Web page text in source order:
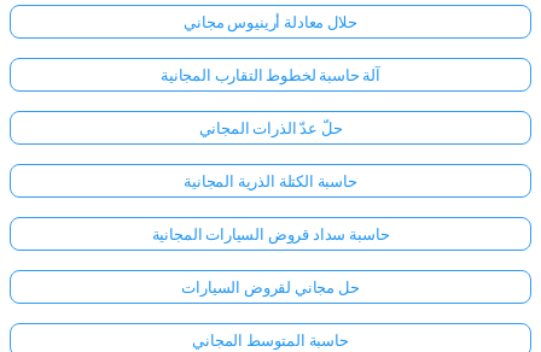
حلال معادلة أرينيوس مجاني
آلة حاسبة لخطوط التقارب المجانية
حلّ عدّ الذرات المجاني
حاسبة الكتلة الذرية المجانية
حاسبة سداد قروض السيارات المجانية
حل مجاني لقروض السيارات
حاسبة المتوسط المجاني